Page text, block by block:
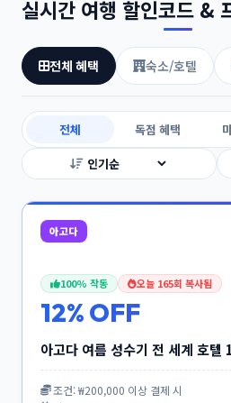
실시간 여행 할인코드 &
전체 혜택 숙소/호텔
전체 독점 혜택
아고다
100% 작동 오늘 165회 복사됨
12% OFF
아고다 여름 성수기 전 세계 호텔
조건: ₩200,000 이상 결제 시